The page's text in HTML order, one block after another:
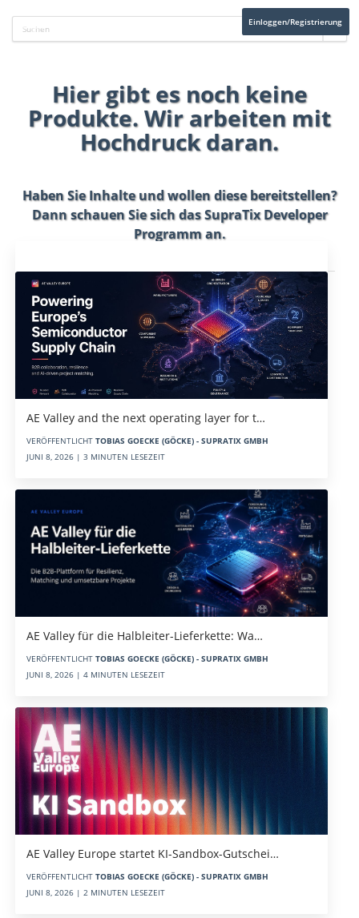
Einloggen/Registrierung
Hier gibt es noch keine
Produkte. Wir arbeiten mit
Hochdruck daran.
Haben Sie Inhalte und wollen diese bereitstellen?
Dann schauen Sie sich dasSupraTix Developer
Programman.
AE Valley and the next operating layer for t…
VERÖFFENTLICHT TOBIAS GOECKE (GÖCKE) - SUPRATIX GMBH
JUNI 8, 2026 | 3 MINUTEN LESEZEIT
AE Valley für die Halbleiter-Lieferkette: Wa…
VERÖFFENTLICHT TOBIAS GOECKE (GÖCKE) - SUPRATIX GMBH
JUNI 8, 2026 | 4 MINUTEN LESEZEIT
AE Valley Europe startet KI-Sandbox-Gutschei…
VERÖFFENTLICHT TOBIAS GOECKE (GÖCKE) - SUPRATIX GMBH
JUNI 8, 2026 | 2 MINUTEN LESEZEIT